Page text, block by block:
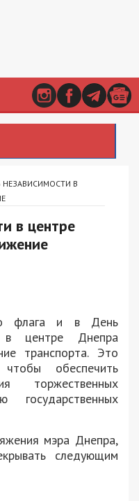
НЕЗАВИСИМОСТИ В
в центре
флага и в День
в центре Днепра
транспорта. Это
обеспечить
торжественных
мэра Днепра,
следующим